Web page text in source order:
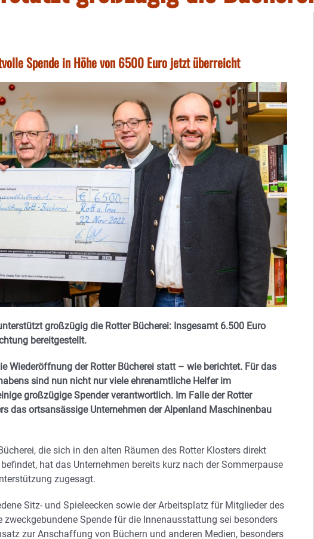
Spende in Höhe von 6500 Euro jetzt überreicht
großzügig die Rotter Bücherei: Insgesamt 6.500 Euro
bereitgestellt.
Wiederöffnung der Rotter Bücherei statt – wie berichtet. Für das
sind nun nicht nur viele ehrenamtliche Helfer im
großzügige Spender verantwortlich. Im Falle der Rotter
das ortsansässige Unternehmen der Alpenland Maschinenbau
die sich in den alten Räumen des Rotter Klosters direkt
hat das Unternehmen bereits kurz nach der Sommerpause
zugesagt.
Sitz- und Spieleecken sowie der Arbeitsplatz für Mitglieder des
zweckgebundene Spende für die Innenausstattung sei besonders
zur Anschaffung von Büchern und anderen Medien, besonders